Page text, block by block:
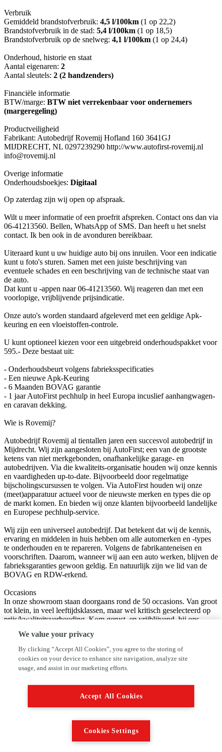
Verbruik
Gemiddeld brandstofverbruik: 4,5 l/100km (1 op 22,2)
Brandstofverbruik in de stad: 5,4 l/100km (1 op 18,5)
Brandstofverbruik op de snelweg: 4,1 l/100km (1 op 24,4)
Onderhoud, historie en staat
Aantal eigenaren: 2
Aantal sleutels: 2 (2 handzenders)
Financiële informatie
BTW/marge: BTW niet verrekenbaar voor ondernemers
(margeregeling)
Productveiligheid
Fabrikant: Autobedrijf Rovemij Hofland 160 3641GJ
MIJDRECHT, NL 0297239290 http://www.autofirst-rovemij.nl
info@rovemij.nl
Overige informatie
Onderhoudsboekjes: Digitaal
Op zaterdag zijn wij open op afspraak.
Wilt u meer informatie of een proefrit afspreken. Contact ons dan via
06-41213560. Bellen, WhatsApp of SMS. Dan heeft u het snelst
contact. Ik ben ook in de avonduren bereikbaar.
Uiteraard kunt u uw huidige auto bij ons inruilen. Voor een indicatie
kunt u foto's sturen. Samen met een juiste beschrijving van
eventuele schades en een beschrijving van de technische staat van
de auto.
Dat kunt u -appen naar 06-41213560. Wij reageren dan met een
voorlopige, vrijblijvende prijsindicatie.
Onze auto's worden standaard afgeleverd met een geldige Apk-
keuring en een vloeistoffen-controle.
U kunt optioneel kiezen voor een uitgebreid onderhoudspakket voor
595.- Deze bestaat uit:
- Onderhoudsbeurt volgens fabrieksspecificaties
- Een nieuwe Apk-Keuring
- 6 Maanden BOVAG garantie
- 1 jaar AutoFirst pechhulp in heel Europa incuslief aanhangwagen-
en caravan dekking.
Wie is Rovemij?
Autobedrijf Rovemij al tientallen jaren een succesvol autobedrijf in
Mijdrecht. Wij zijn aangesloten bij AutoFirst; een van de grootste
ketens van niet merkgebonden, onafhankelijke garage- en
autobedrijven. Via die kwaliteits-organisatie houden wij onze kennis
en vaardigheden up-to-date. Bijvoorbeeld door regelmatige
bijscholingscursussen te volgen. Via AutoFirst houden wij onze
(meet)apparatuur actueel voor de nieuwste merken en types die op
de markt komen. En bieden wij onze klanten bijvoorbeeld landelijke
en Europese pechhulp-service.
Wij zijn een universeel autobedrijf. Dat betekent dat wij de kennis,
ervaring en middelen in huis hebben om alle automerken en -types
te onderhouden en te repareren. Volgens de fabrikanteneisen en
voorschriften. Daarom, wanneer wij aan een auto werken, blijven de
fabrieksgaranties gewoon geldig. En natuurlijk zijn we lid van de
BOVAG en RDW-erkend.
Occasions
In onze showroom staan doorgaans rond de 50 occasions. Van groot
tot klein, in veel leeftijdsklassen, maar wel kritisch geselecteerd op
prijs/kwaliteitsverhouding. Kom gerust, en vrijblijvend, bij ons
Via www.autofirst-rovemij.nl/beoordelingen kunt u lezen wat onze
bestaande klanten van ons denken. Daar zijn we best trots op.
Wij hopen u snel bij ons te zien. De koffie wordt vers gezet.
Autobedrijf Rovemij
We value your privacy
By clicking “Accept All Cookies”, you agree to the storing of
cookies on your device to enhance site navigation, analyze site
usage, and assist in our marketing efforts.
Accept All Cookies
Cookies Settings